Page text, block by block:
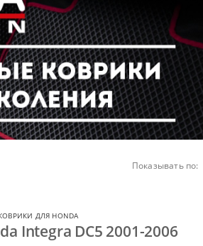
Показывать по:
ДЛЯ HONDA
Integra DC5 2001-2006